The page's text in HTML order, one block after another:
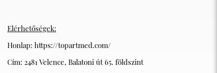
Elérhetőségek:
Honlap: https://topartmed.com/
Cím: 2481 Velence, Balatoni út 65. földszint